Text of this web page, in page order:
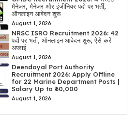
मैनेजर, मैनेजर और इंजीनियर पदों पर भर्ती,
ऑनलाइन आवेदन शुरू
August 1, 2026
NRSC ISRO Recruitment 2026: 42
पदों पर भर्ती, ऑनलाइन आवेदन शुरू, ऐसे करें
अप्लाई
August 1, 2026
Deendayal Port Authority
Recruitment 2026: Apply Offline
for 22 Marine Department Posts |
Salary Up to ₹60,000
August 1, 2026